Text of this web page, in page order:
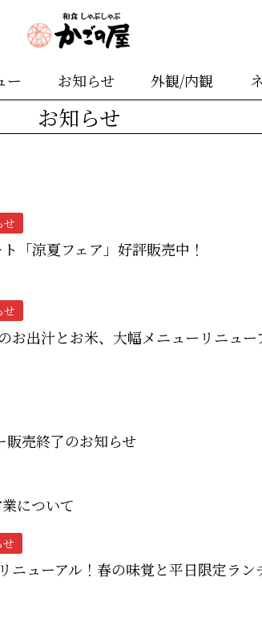
ー お知らせ 外観/内観
お知らせ
せ
ト「涼夏フェア」好評販売中！
せ
お出汁とお米、大幅メニューリニュー
販売終了のお知らせ
について
せ
ニューアル！春の味覚と平日限定ラン